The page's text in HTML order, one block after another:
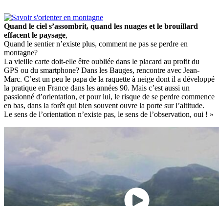
Quand le ciel s’assombrit, quand les nuages et le brouillard
effacent le paysage,
Quand le sentier n’existe plus, comment ne pas se perdre en
montagne?
La vieille carte doit-elle être oubliée dans le placard au profit du
GPS ou du smartphone? Dans les Bauges, rencontre avec Jean-
Marc. C’est un peu le papa de la raquette à neige dont il a développé
la pratique en France dans les années 90. Mais c’est aussi un
passionné d’orientation, et pour lui, le risque de se perdre commence
en bas, dans la forêt qui bien souvent ouvre la porte sur l’altitude.
Le sens de l’orientation n’existe pas, le sens de l’observation, oui ! »